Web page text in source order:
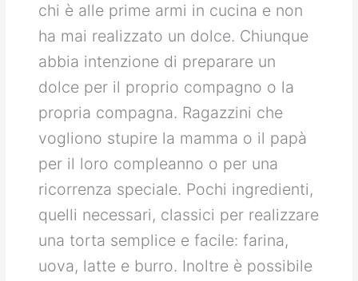
chi è alle prime armi in cucina e non
ha mai realizzato un dolce. Chiunque
abbia intenzione di preparare un
dolce per il proprio compagno o la
propria compagna. Ragazzini che
vogliono stupire la mamma o il papà
per il loro compleanno o per una
ricorrenza speciale. Pochi ingredienti,
quelli necessari, classici per realizzare
una torta semplice e facile: farina,
uova, latte e burro. Inoltre è possibile